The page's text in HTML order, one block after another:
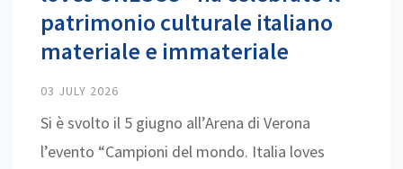
patrimonio culturale italiano
materiale e immateriale
03 JULY 2026
Si è svolto il 5 giugno all’Arena di Verona
l’evento “Campioni del mondo. Italia loves